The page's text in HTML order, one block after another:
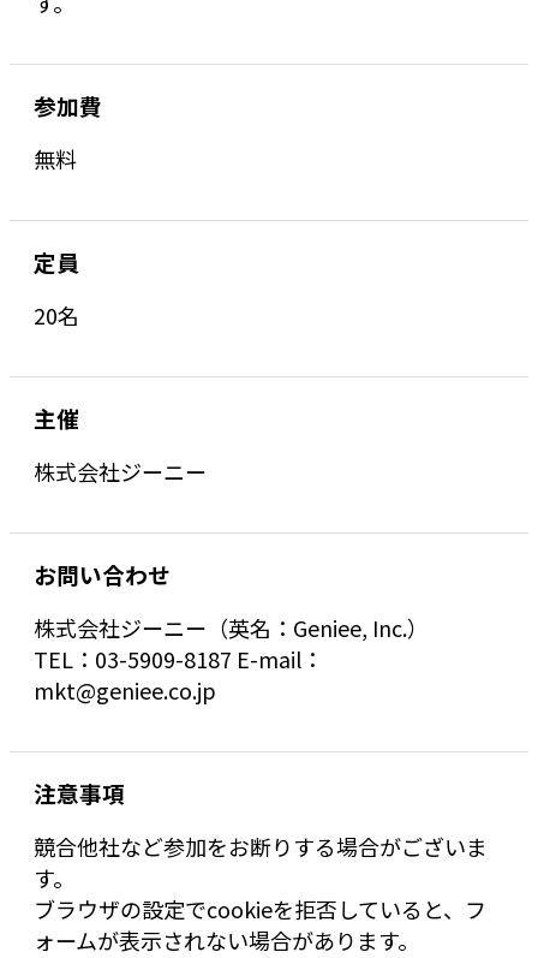
参加費
無料
定員
20名
主催
株式会社ジーニー
お問い合わせ
株式会社ジーニー（英名：Geniee, Inc.）
TEL：03-5909-8187 E-mail：
mkt@geniee.co.jp
注意事項
競合他社など参加をお断りする場合がございま
す。
ブラウザの設定でcookieを拒否していると、フ
ォームが表示されない場合があります。